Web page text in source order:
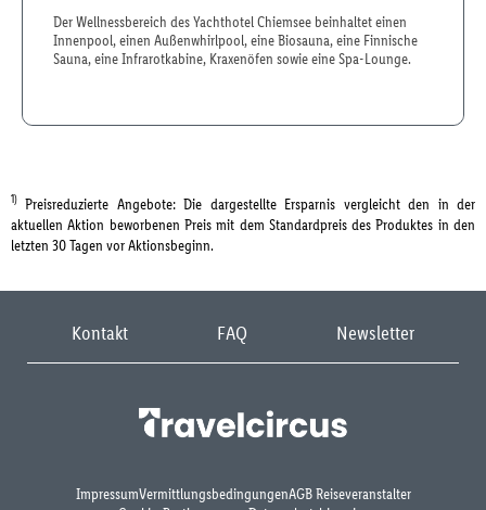
Der Wellnessbereich des Yachthotel Chiemsee beinhaltet einen
Innenpool, einen Außenwhirlpool, eine Biosauna, eine Finnische
Sauna, eine Infrarotkabine, Kraxenöfen sowie eine Spa-Lounge.
1) Preisreduzierte Angebote: Die dargestellte Ersparnis vergleicht den in der
aktuellen Aktion beworbenen Preis mit dem Standardpreis des Produktes in den
letzten 30 Tagen vor Aktionsbeginn.
Kontakt FAQ Newsletter
ImpressumVermittlungsbedingungenAGB Reiseveranstalter